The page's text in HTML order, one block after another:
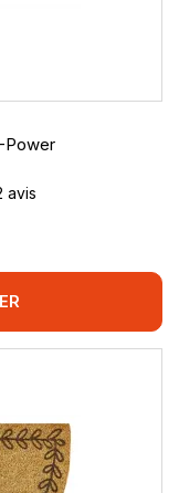
Power
avis